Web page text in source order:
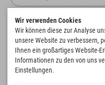
Startseite Vororder Frühjahr-
Birkenscheiben und Birkenrinde/Rolle
Birkenscheiben
Wir verwenden Cookies
Wir können diese zur Analyse
unsere Website zu verbessern,
Ihnen ein großartiges Website-
Informationen zu den von uns
Einstellungen.